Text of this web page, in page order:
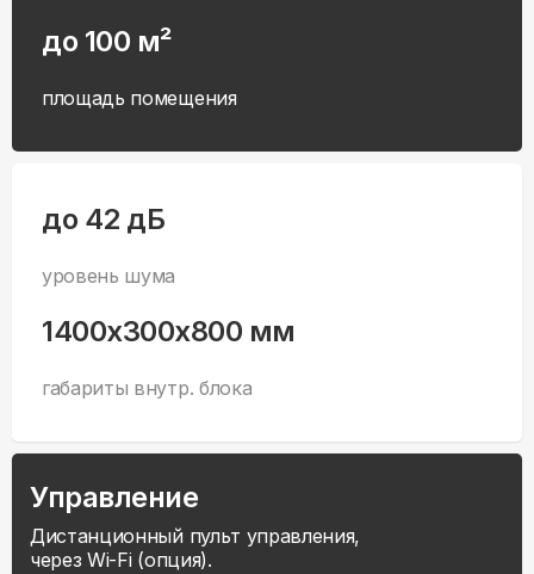
до 100 м²
площадь помещения
до 42 дБ
уровень шума
1400x300x800 мм
габариты внутр. блока
Управление
Дистанционный пульт управления,
через Wi-Fi (опция).